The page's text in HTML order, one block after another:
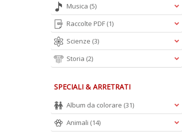
Musica (5)
Raccolte PDF (1)
Scienze (3)
Storia (2)
SPECIALI & ARRETRATI
Album da colorare (31)
Animali (14)